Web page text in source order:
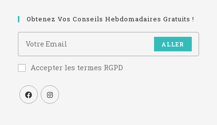
Obtenez Vos Conseils Hebdomadaires Gratuits !
ALLER
Accepter les termes RGPD